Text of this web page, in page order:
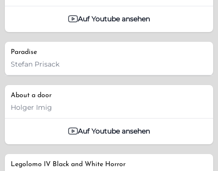
Auf Youtube ansehen
Paradise
Stefan Prisack
About a door
Holger Imig
Auf Youtube ansehen
Legolomo IV Black and White Horror